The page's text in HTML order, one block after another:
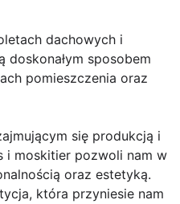
dachowych i
doskonałym sposobem
pomieszczenia oraz
się produkcją i
i moskitier pozwoli nam w
oraz estetyką.
która przyniesie nam